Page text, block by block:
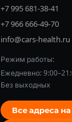
+7 995 681-38-41
+7 966 666-49-70
info@cars-health.ru
Режим работы:
Ежедневно:
Без выходных
Все адреса